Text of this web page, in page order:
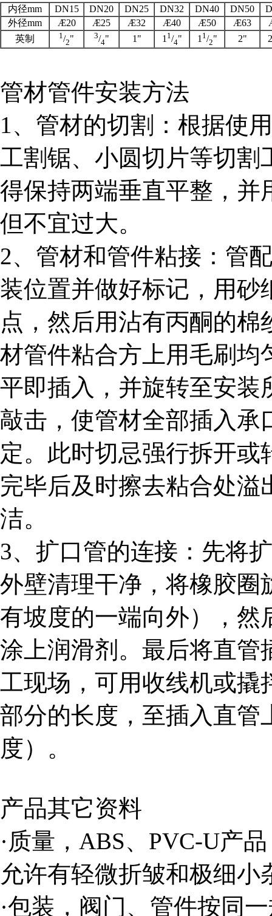
内径mm DN15 DN20 DN25 DN32 DN40 DN50
外径mm
Æ20 Æ25 Æ32 Æ40 Æ50 Æ63
英制
1/2" 3/4" 1" 1 1/4" 1 1/2" 2" 2
管材管件安装方法
1、管材的切割：根据使
工割锯、小圆切片等切割
得保持两端垂直平整，并
但不宜过大。
2、管材和管件粘接：管
装位置并做好标记，用砂
点，然后用沾有丙酮的
材管件粘合方上用毛刷均
平即插入，并旋转至安装
敲击，使管材全部插入承
定。此时切忌强行拆开
完毕后及时擦去粘合处
洁。
3、扩口管的连接：先将
外壁清理干净，将橡胶圈
有坡度的一端向外），然
涂上润滑剂。最后将直管
工现场，可用收线机或撬
部分的长度，至插入直管
度）。
产品其它资料
·质量，ABS、PVC-U产
允许有轻微折皱和极细
·包装，阀门、管件按同